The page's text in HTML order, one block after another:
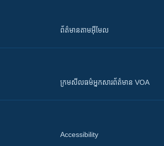
ព័ត៌មាន​តាម​អ៊ីមែល
ក្រម​​​សីលធម៌​​​អ្នក​​​សារព័ត៌មាន VOA
Accessibility